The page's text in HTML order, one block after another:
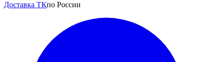
Доставка ТКпо России